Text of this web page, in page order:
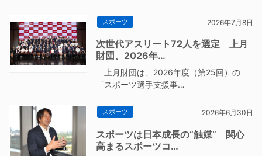
スポーツ 2026年7月8日
次世代アスリート72人を選定 上月
財団、2026年…
上月財団は、2026年度（第25回）の
「スポーツ選手支援事…
スポーツ 2026年6月30日
スポーツは日本成長の“触媒” 関心
高まるスポーツコ…